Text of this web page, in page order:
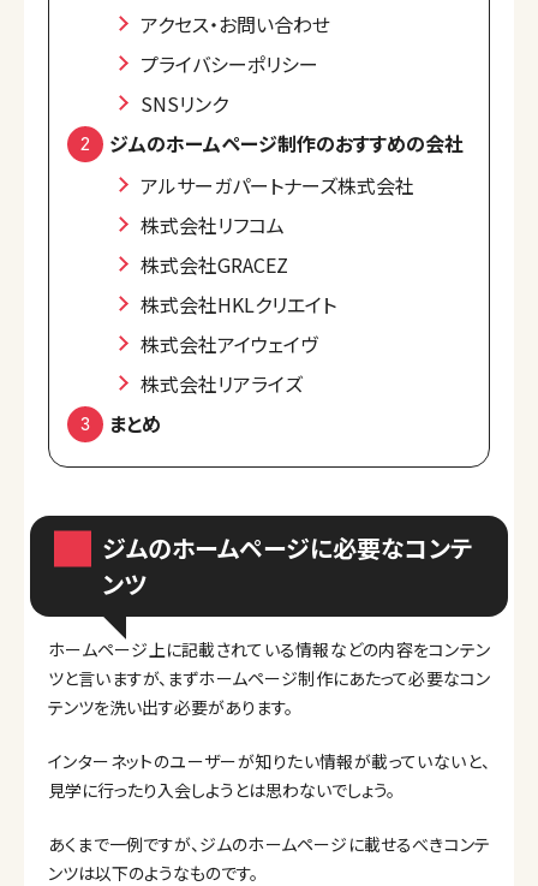
アクセス・お問い合わせ
プライバシーポリシー
SNSリンク
ジムのホームページ制作のおすすめの会社
アルサーガパートナーズ株式会社
株式会社リフコム
株式会社GRACEZ
株式会社HKLクリエイト
株式会社アイウェイヴ
株式会社リアライズ
まとめ
ジムのホームページに必要なコンテ
ンツ
ホームページ上に記載されている情報などの内容をコンテン
ツと言いますが、まずホームページ制作にあたって必要なコン
テンツを洗い出す必要があります。
インターネットのユーザーが知りたい情報が載っていないと、
見学に行ったり入会しようとは思わないでしょう。
あくまで一例ですが、ジムのホームページに載せるべきコンテ
ンツは以下のようなものです。